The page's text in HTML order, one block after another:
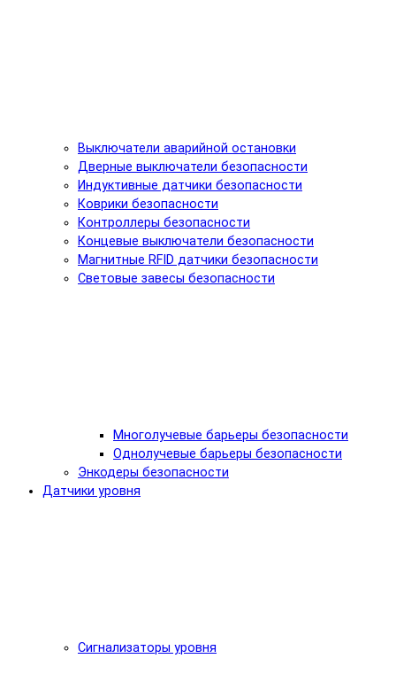
Выключатели аварийной остановки
Дверные выключатели безопасности
Индуктивные датчики безопасности
Коврики безопасности
Контроллеры безопасности
Концевые выключатели безопасности
Магнитные RFID датчики безопасности
Световые завесы безопасности
Многолучевые барьеры безопасности
Однолучевые барьеры безопасности
Энкодеры безопасности
Датчики уровня
Сигнализаторы уровня